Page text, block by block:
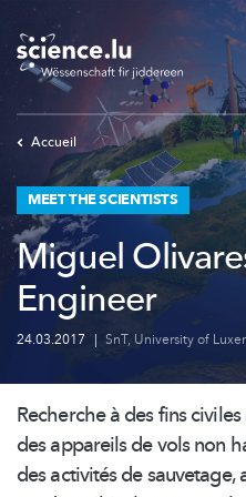
to
main
content
Accueil
MEET THE SCIENTISTS
Miguel
Engineer
24.03.2017 | SnT, University of
Recherche à des fins
des appareils de vols non
des activités de